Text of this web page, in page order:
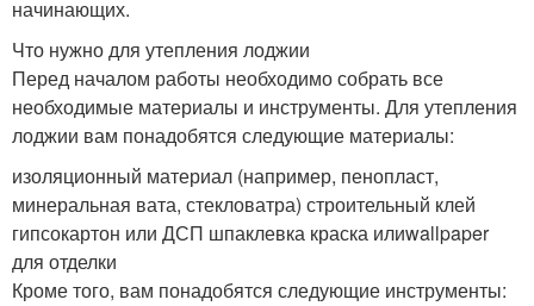
начинающих.
Что нужно для утепления лоджии
Перед началом работы необходимо собрать все
необходимые материалы и инструменты. Для утепления
лоджии вам понадобятся следующие материалы:
изоляционный материал (например, пенопласт,
минеральная вата, стекловатра) строительный клей
гипсокартон или ДСП шпаклевка краска илиwallpaper
для отделки
Кроме того, вам понадобятся следующие инструменты: